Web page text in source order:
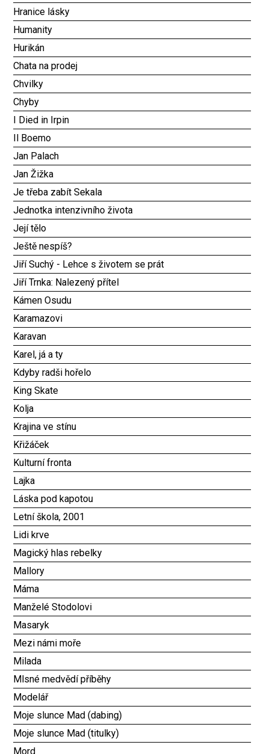
Hranice lásky
Humanity
Hurikán
Chata na prodej
Chvilky
Chyby
I Died in Irpin
Il Boemo
Jan Palach
Jan Žižka
Je třeba zabít Sekala
Jednotka intenzivního života
Její tělo
Ještě nespíš?
Jiří Suchý - Lehce s životem se prát
Jiří Trnka: Nalezený přítel
Kámen Osudu
Karamazovi
Karavan
Karel, já a ty
Kdyby radši hořelo
King Skate
Kolja
Krajina ve stínu
Křižáček
Kulturní fronta
Lajka
Láska pod kapotou
Letní škola, 2001
Lidi krve
Magický hlas rebelky
Mallory
Máma
Manželé Stodolovi
Masaryk
Mezi námi moře
Milada
Mlsné medvědí příběhy
Modelář
Moje slunce Mad (dabing)
Moje slunce Mad (titulky)
Mord